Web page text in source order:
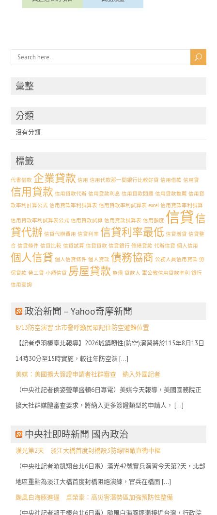
彙整
分類
沒有分類
標籤
代書借款 企業貸款 信用 信用代款那一間銀行比較好貸 信用借款 信用貸
信用貸款 信用貸款代辦 信用貸款利息 信用貸款問題 信用貸款推薦 信用貸
款率利計算公式 信用貸款率利試算表 信用貸款率利試算表 excel 信用貸款率利試算
信用貸款率利試算表公式 信用貸款試算 信用貸款試算表 信用額度 信貸信
貸代辦 信貸代辦費用 信貸利率 信貸利率最低 信貸增貸 信貸整
合 信貸條件 信貸比較 信貸試算 信貸貸款 信貸銀行 修繕貸款 代辦信貸 個人信用
個人信貸 個人信貸條件 個人貸款 債務協商 公務人員信用貸款 勞
保貸款 勞工貸 小額信貸 房屋貸款 負債 貸款人 軍公教信用貸款率利 銀行
信用查詢
政治新聞 – Yahoo奇摩新聞
8/13防空演習 北市警呼籲民眾記住防空避難位置
【記者卓羽榛臺北報導】2026城鎮韌性(防空)演習將於115年8月13日
14時30分至15時實施，較往年防空演 […]
美媒：美國擴大簽證申請者社群審查 納入外國記者
（中央社記者侯姿瑩華盛頓6日專電）美媒今天報導，美國國務院正
擴大社群媒體審查要求，將納入更多簽證類型的申請人， […]
中央社即時新聞 國內政治
漢光第2天 淡江大橋首度封橋設3防線阻敵直衝中樞
（中央社記者游凱翔台北6日電）漢光42號實兵演習今天第2天，北部
地區重點為淡江大橋首度封橋阻絕演練，官兵在橋面 […]
颱風白海豚進逼 卓榮泰：高災害潛勢區加強預防性整備
（中央社記者賴于榛台北6日電）颱風白海豚逐漸接近台灣，行政院